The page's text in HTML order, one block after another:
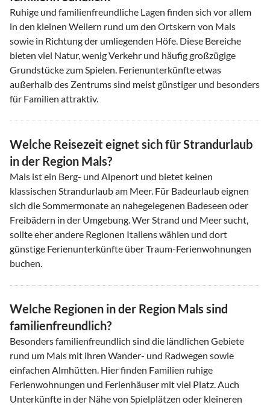
Ruhige und familienfreundliche Lagen finden sich vor allem
in den kleinen Weilern rund um den Ortskern von Mals
sowie in Richtung der umliegenden Höfe. Diese Bereiche
bieten viel Natur, wenig Verkehr und häufig großzügige
Grundstücke zum Spielen. Ferienunterkünfte etwas
außerhalb des Zentrums sind meist günstiger und besonders
für Familien attraktiv.
Welche Reisezeit eignet sich für Strandurlaub
in der Region Mals?
Mals ist ein Berg- und Alpenort und bietet keinen
klassischen Strandurlaub am Meer. Für Badeurlaub eignen
sich die Sommermonate an nahegelegenen Badeseen oder
Freibädern in der Umgebung. Wer Strand und Meer sucht,
sollte eher andere Regionen Italiens wählen und dort
günstige Ferienunterkünfte über Traum-Ferienwohnungen
buchen.
Welche Regionen in der Region Mals sind
familienfreundlich?
Besonders familienfreundlich sind die ländlichen Gebiete
rund um Mals mit ihren Wander- und Radwegen sowie
einfachen Almhütten. Hier finden Familien ruhige
Ferienwohnungen und Ferienhäuser mit viel Platz. Auch
Unterkünfte in der Nähe von Spielplätzen oder kleineren